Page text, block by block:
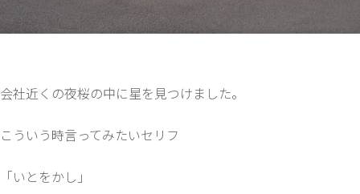
会社近くの夜桜の中に星を見つけました。
こういう時言ってみたいセリフ
「いとをかし」